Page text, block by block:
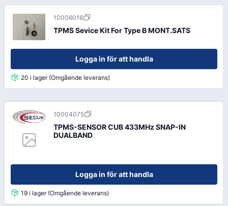
10006016
TPMS Sevice Kit For Type B MONT.SATS
Logga in för att handla
20 i lager (Omgående leverans)
10004075
TPMS-SENSOR CUB 433MHz SNAP-IN
DUALBAND
Logga in för att handla
19 i lager (Omgående leverans)